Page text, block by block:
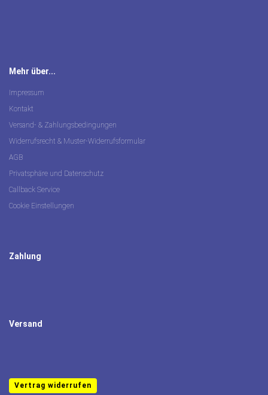
Mehr über...
Impressum
Kontakt
Versand- & Zahlungsbedingungen
Widerrufsrecht & Muster-Widerrufsformular
AGB
Privatsphäre und Datenschutz
Callback Service
Cookie Einstellungen
Zahlung
Versand
Vertrag widerrufen